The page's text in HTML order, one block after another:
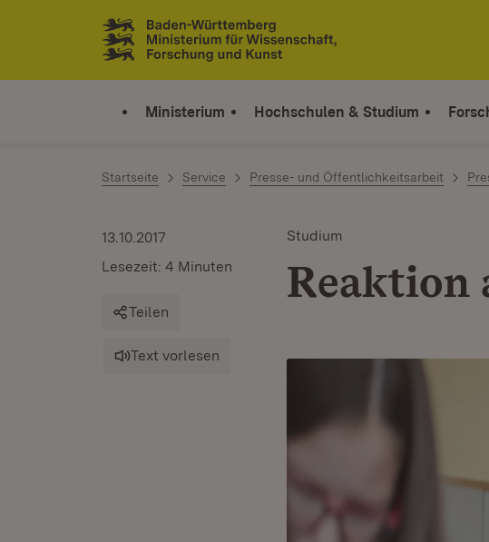
Zum Inhalt springen
Link zur Startseite
Ministerium Hochschulen & Studium
Startseite Service Presse- und Öffentlichkeitsarbeit
Studium
Reaktion
13.10.2017
Lesezeit: 4 Minuten
Teilen
Text vorlesen